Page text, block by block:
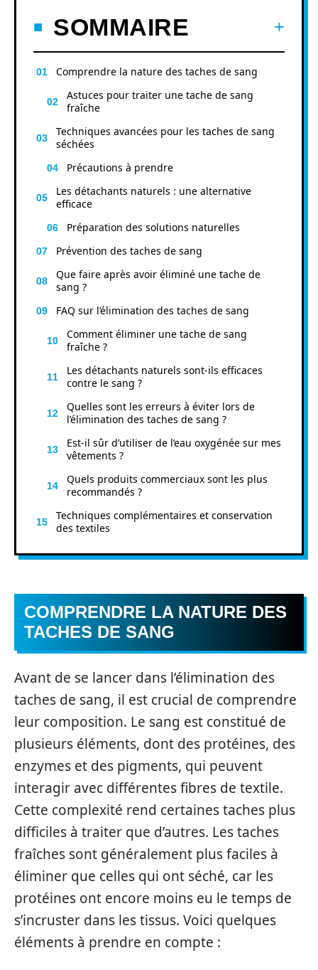
SOMMAIRE
Comprendre la nature des taches de sang
Astuces pour traiter une tache de sang
fraîche
Techniques avancées pour les taches de sang
séchées
Précautions à prendre
Les détachants naturels : une alternative
efficace
Préparation des solutions naturelles
Prévention des taches de sang
Que faire après avoir éliminé une tache de
sang ?
FAQ sur l’élimination des taches de sang
Comment éliminer une tache de sang
fraîche ?
Les détachants naturels sont-ils efficaces
contre le sang ?
Quelles sont les erreurs à éviter lors de
l’élimination des taches de sang ?
Est-il sûr d’utiliser de l’eau oxygénée sur mes
vêtements ?
Quels produits commerciaux sont les plus
recommandés ?
Techniques complémentaires et conservation
des textiles
COMPRENDRE LA NATURE DES
TACHES DE SANG
Avant de se lancer dans l’élimination des
taches de sang, il est crucial de comprendre
leur composition. Le sang est constitué de
plusieurs éléments, dont des protéines, des
enzymes et des pigments, qui peuvent
interagir avec différentes fibres de textile.
Cette complexité rend certaines taches plus
difficiles à traiter que d’autres. Les taches
fraîches sont généralement plus faciles à
éliminer que celles qui ont séché, car les
protéines ont encore moins eu le temps de
s’incruster dans les tissus. Voici quelques
éléments à prendre en compte :